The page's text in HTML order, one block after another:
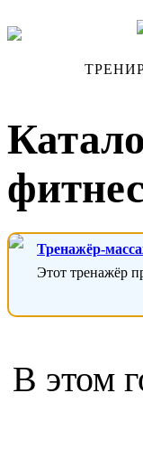
Тренажёр-
Этот тренажёр
В этом